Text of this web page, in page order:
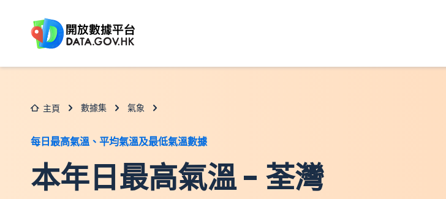
主頁 數據集 氣象
每日最高氣溫、平均氣溫及最低氣溫數據
本年日最高氣溫 - 荃灣